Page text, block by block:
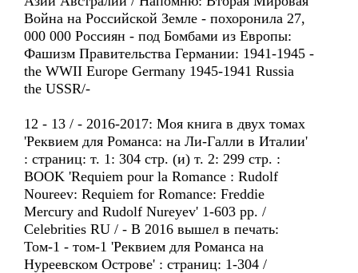
Война на Российской Земле - похоронила 27,
000 000 Россиян - под Бомбами из Европы:
Фашизм Правительства Германии: 1941-1945 -
the WWII Europe Germany 1945-1941 Russia
the USSR/-
12 - 13 / - 2016-2017: Моя книга в двух томах
'Реквием для Романса: на Ли-Галли в Италии'
: страниц: т. 1: 304 стр. (и) т. 2: 299 стр. :
BOOK 'Requiem pour la Romance : Rudolf
Noureev: Requiem for Romance: Freddie
Mercury and Rudolf Nureyev' 1-603 pp. /
Celebrities RU / - В 2016 вышел в печать:
Том-1 - том-1 'Реквием для Романса на
Нуреевском Острове' : страниц: 1-304 /